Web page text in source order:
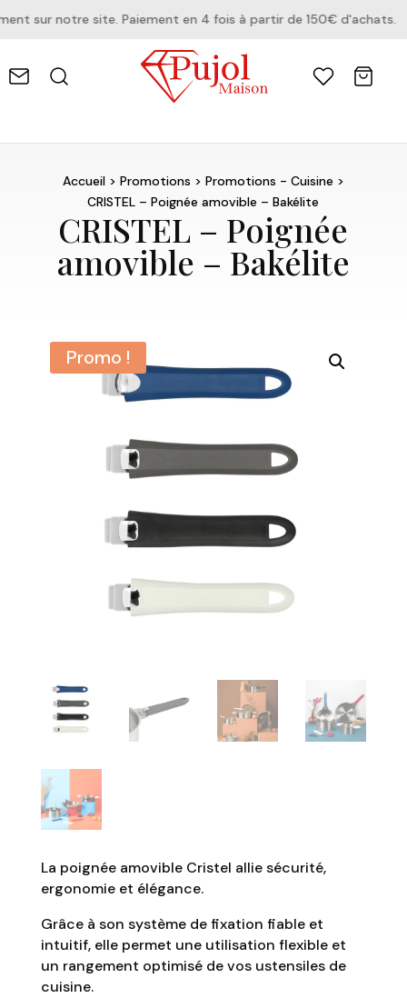
sur notre site. Paiement en 4 fois à partir de 150€ d'achats.
Accueil> Promotions > Promotions - Cuisine>
CRISTEL – Poignée amovible – Bakélite
CRISTEL – Poignée
amovible – Bakélite
Promo !
La poignée amovible Cristel allie sécurité,
ergonomie et élégance.
Grâce à son système de fixation fiable et
intuitif, elle permet une utilisation flexible et
un rangement optimisé de vos ustensiles de
cuisine.